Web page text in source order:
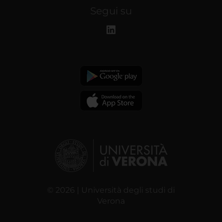
Segui su
© 2026 | Università degli studi di
Verona